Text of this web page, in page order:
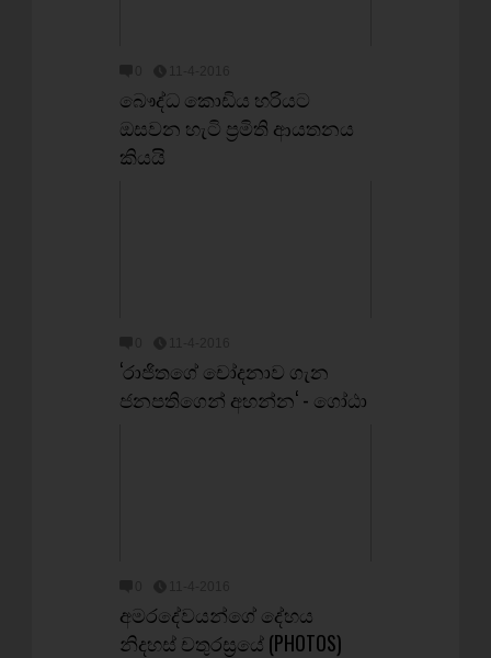
බෞද්ධ කොඩිය හරියට
ඔසවන හැටි ප්‍රමිති ආයතනය
කියයි
‘රාජිතගේ චෝදනාව ගැන
ජනපතිගෙන් අහන්න‘ - ගෝඨා
අමරදේවයන්ගේ දේහය
නිදහස් චතුරස්‍රයේ (PHOTOS)